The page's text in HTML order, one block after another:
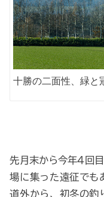
十勝の二面性、緑と
先月末から今年4回
場に集った遠征でも
道外から、初冬の釣